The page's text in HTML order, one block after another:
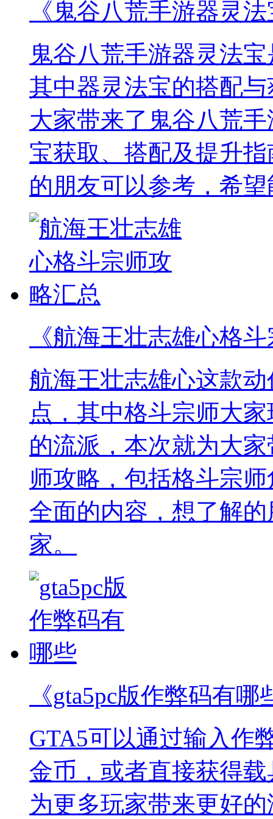
《鬼谷八荒手游器灵
鬼谷八荒手游器灵法
其中器灵法宝的搭配
大家带来了鬼谷八荒
宝获取、搭配及提升
的朋友可以参考，希
《航海王壮志雄心格
航海王壮志雄心这款
点，其中格斗宗师大
的流派，本次就为大
师攻略，包括格斗宗
全面的内容，想了解
家。
《gta5pc版作弊码有哪
GTA5可以通过输入作
金币，或者直接获得
为更多玩家带来更好